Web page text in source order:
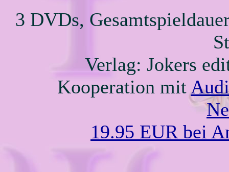
3 DVDs,
Verlag: Jokers
Kooperation mit
19.95 EUR bei